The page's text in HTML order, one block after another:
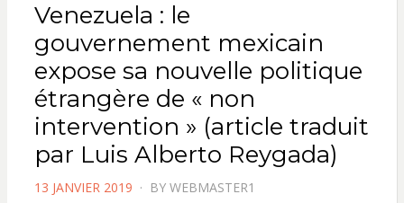
Venezuela : le
gouvernement mexicain
expose sa nouvelle politique
étrangère de « non
intervention » (article traduit
par Luis Alberto Reygada)
POSTED
13 JANVIER 2019 BY WEBMASTER1